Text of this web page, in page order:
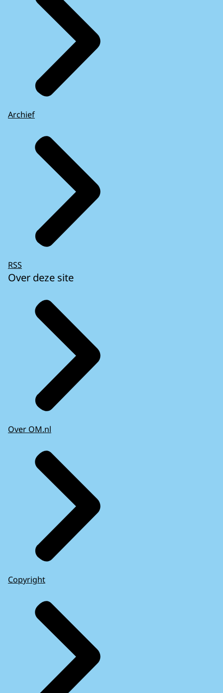
Archief
RSS
Over deze site
Over OM.nl
Copyright